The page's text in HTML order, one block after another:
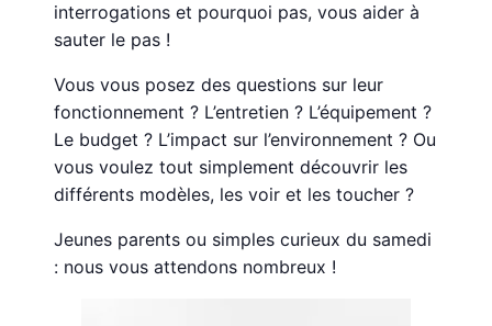
interrogations et pourquoi pas, vous aider à
sauter le pas !
Vous vous posez des questions sur leur
fonctionnement ? L’entretien ? L’équipement ?
Le budget ? L’impact sur l’environnement ? Ou
vous voulez tout simplement découvrir les
différents modèles, les voir et les toucher ?
Jeunes parents ou simples curieux du samedi
: nous vous attendons nombreux !